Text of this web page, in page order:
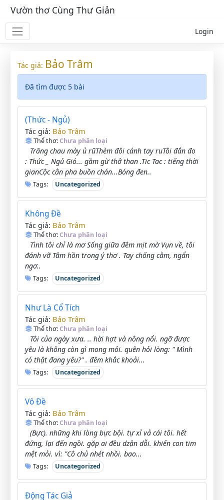
Vườn thơ Cùng Thư Giản
Login
Tác giả: Bảo Trâm
Đã tìm được 5 bài
(Thức - Ngủ)
Tác giả: Bảo Trâm
Thể thơ:Chưa phân loại
Trăng chau mày ủ rũThèm đôi cánh tay ruTôi đắn đo
: Thức _ Ngủ Gió... gầm gừ thở than .Tic Tac : tiếng thời
gianCộc cằn pha buồn chán...Bóng đen..
Tags: Uncategorized
Không Đề
Tác giả: Bảo Trâm
Thể thơ:Chưa phân loại
Tình tôi chỉ là mơ Sống giữa đêm mịt mờ Vụn về, tôi
đánh vỡ Tâm hồn trong ý thơ . Tay chống cằm, ngẩn
ngơ..
Tags: Uncategorized
Như Là Cổ Tích
Tác giả: Bảo Trâm
Thể thơ:Chưa phân loại
Tôi của ngày xưa. .. hời hợt và nông nổi. ngỡ được
yêu là không còn gì mong mỏi. quên hỏi lòng: " Mình
có thật đang yêu?" . đêm khắc khoải...
Tags: Uncategorized
Vô Đề
Tác giả: Bảo Trâm
Thể thơ:Chưa phân loại
(Bực). những khi lòng bực bội. tự xỉ vả cái tôi. hết
đứng, lại đến ngồi. gặp ai đều dzận dỗi. khiến con tim
mệt mỏi. vì: "Cô chủ nhét nhồi. bao...
Tags: Uncategorized
Động Tác Giả